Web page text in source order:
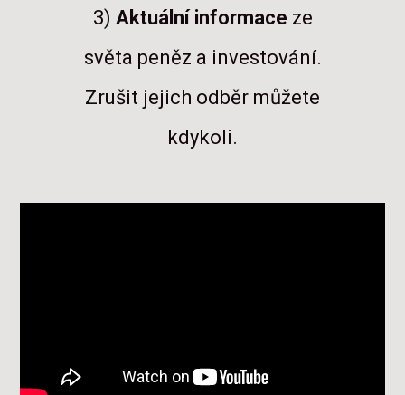
3) Aktuální informace ze
světa peněz a investování.
Zrušit jejich odběr můžete
kdykoli.